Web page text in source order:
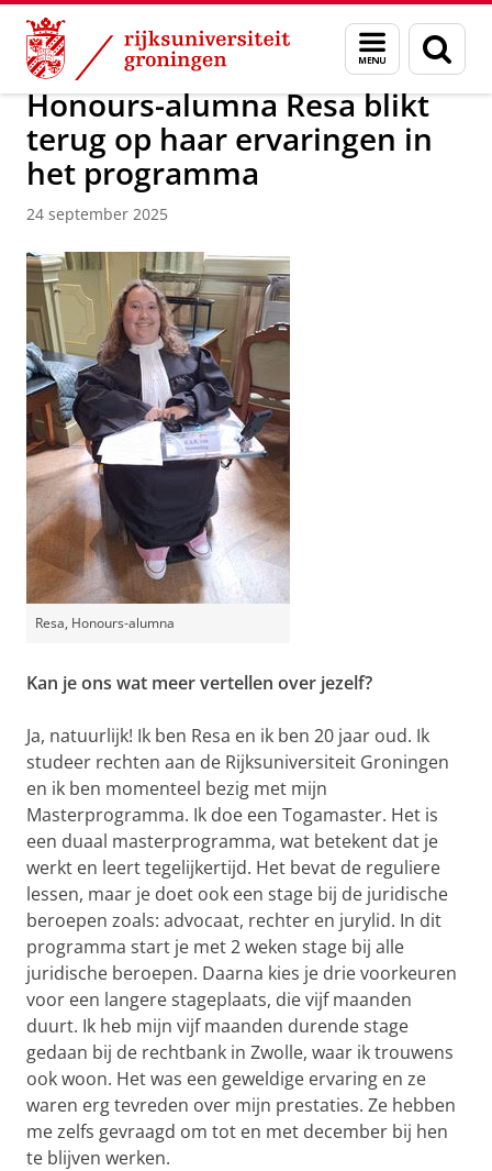
Skip
Content
Skip
Navigation
Menu
en
zoeken
Onderwijs Honours College
Honours-alumna Resa blikt
terug op haar ervaringen in
het programma
24 september 2025
Resa, Honours-alumna
Kan je ons wat meer vertellen over jezelf?
Ja, natuurlijk! Ik ben Resa en ik ben 20 jaar oud. Ik
studeer rechten aan de Rijksuniversiteit Groningen
en ik ben momenteel bezig met mijn
Masterprogramma. Ik doe een Togamaster. Het is
een duaal masterprogramma, wat betekent dat je
werkt en leert tegelijkertijd. Het bevat de reguliere
lessen, maar je doet ook een stage bij de juridische
beroepen zoals: advocaat, rechter en jurylid. In dit
programma start je met 2 weken stage bij alle
juridische beroepen. Daarna kies je drie voorkeuren
voor een langere stageplaats, die vijf maanden
duurt. Ik heb mijn vijf maanden durende stage
gedaan bij de rechtbank in Zwolle, waar ik trouwens
ook woon. Het was een geweldige ervaring en ze
waren erg tevreden over mijn prestaties. Ze hebben
me zelfs gevraagd om tot en met december bij hen
te blijven werken.